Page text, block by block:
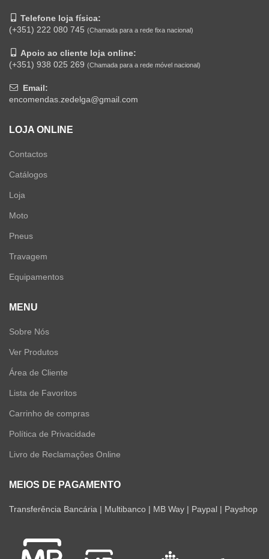
Telefone loja física:
(+351) 222 080 745 (Chamada para a rede fixa nacional)
Apoio ao cliente loja online:
(+351) 938 025 269 (Chamada para a rede móvel nacional)
Email:
encomendas.zedelga@gmail.com
LOJA ONLINE
Contactos
Catálogos
Loja
Moto
Pneus
Travagem
Equipamentos
MENU
Sobre Nós
Ver Produtos
Área de Cliente
Lista de Favoritos
Carrinho de compras
Política de Privacidade
Livro de Reclamações Online
MEIOS DE PAGAMENTO
Transferência Bancária | Multibanco | MB Way | Paypal | Payshop